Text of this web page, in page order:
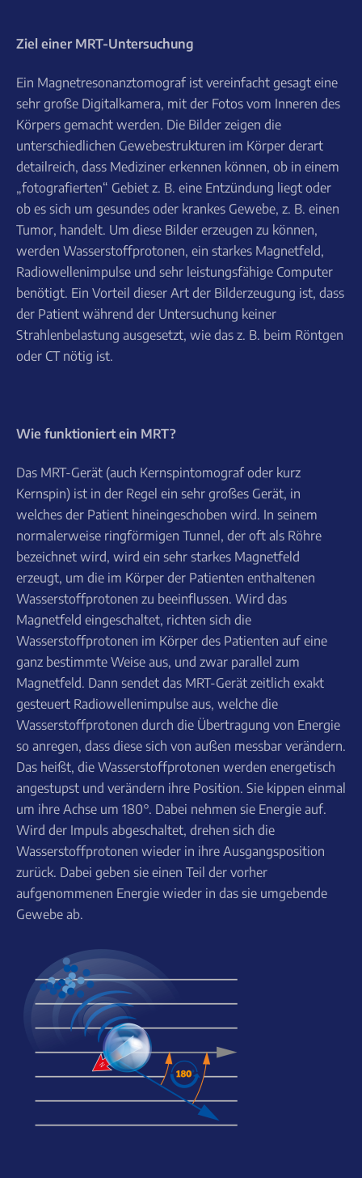
Ziel einer MRT-Untersuchung
Ein Magnetresonanztomograf ist vereinfacht gesagt eine
sehr große Digitalkamera, mit der Fotos vom Inneren des
Körpers gemacht werden. Die Bilder zeigen die
unterschiedlichen Gewebestrukturen im Körper derart
detailreich, dass Mediziner erkennen können, ob in einem
„fotografierten“ Gebiet z. B. eine Entzündung liegt oder
ob es sich um gesundes oder krankes Gewebe, z. B. einen
Tumor, handelt. Um diese Bilder erzeugen zu können,
werden Wasserstoffprotonen, ein starkes Magnetfeld,
Radiowellenimpulse und sehr leistungsfähige Computer
benötigt. Ein Vorteil dieser Art der Bilderzeugung ist, dass
der Patient während der Untersuchung keiner
Strahlenbelastung ausgesetzt, wie das z. B. beim Röntgen
oder CT nötig ist.
Wie funktioniert ein MRT?
Das MRT-Gerät (auch Kernspintomograf oder kurz
Kernspin) ist in der Regel ein sehr großes Gerät, in
welches der Patient hineingeschoben wird. In seinem
normalerweise ringförmigen Tunnel, der oft als Röhre
bezeichnet wird, wird ein sehr starkes Magnetfeld
erzeugt, um die im Körper der Patienten enthaltenen
Wasserstoffprotonen zu beeinflussen. Wird das
Magnetfeld eingeschaltet, richten sich die
Wasserstoffprotonen im Körper des Patienten auf eine
ganz bestimmte Weise aus, und zwar parallel zum
Magnetfeld. Dann sendet das MRT-Gerät zeitlich exakt
gesteuert Radiowellenimpulse aus, welche die
Wasserstoffprotonen durch die Übertragung von Energie
so anregen, dass diese sich von außen messbar verändern.
Das heißt, die Wasserstoffprotonen werden energetisch
angestupst und verändern ihre Position. Sie kippen einmal
um ihre Achse um 180°. Dabei nehmen sie Energie auf.
Wird der Impuls abgeschaltet, drehen sich die
Wasserstoffprotonen wieder in ihre Ausgangsposition
zurück. Dabei geben sie einen Teil der vorher
aufgenommenen Energie wieder in das sie umgebende
Gewebe ab.